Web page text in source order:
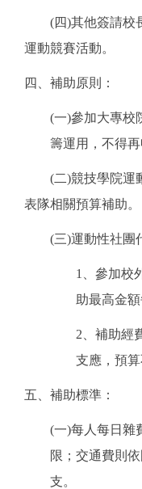
(四)其他簽請校
運動競賽活動。
四、補助原則：
(一)參加大專校
籌運用，不得再
(二)競技學院運
表隊相關預算補助。
(三)運動性社團
1
、參加
助最高金
2 、補助
支應，預算
五、補助標準：
(一)每人每日雜
限；交通費則
支。